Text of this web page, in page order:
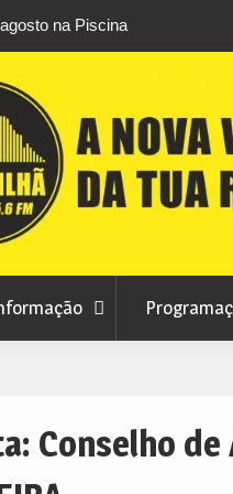
de droga com
fluvial
Conselho